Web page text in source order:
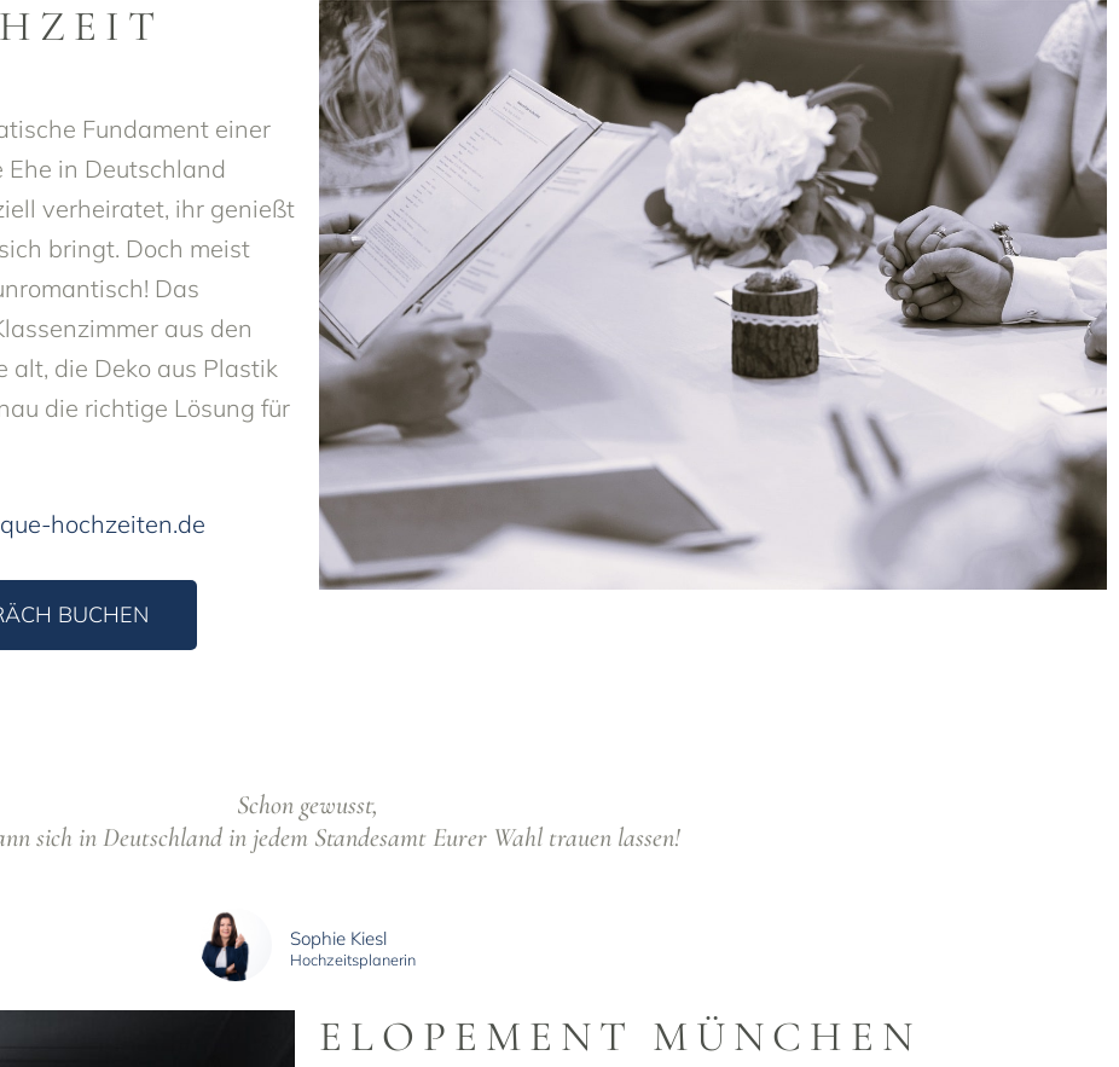
Fundament einer
in Deutschland
verheiratet, ihr genießt
bringt. Doch meist
Das
aus den
alt, die Deko aus Plastik
die richtige Lösung für
hochzeiten.de
BUCHEN
Schon gewusst,
sich in Deutschland in jedem Standesamt Eurer Wahl trauen lassen!
Sophie Kiesl
Hochzeitsplanerin
ELOPEMENT MÜNCHEN